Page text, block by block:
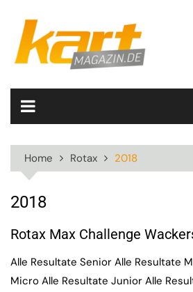
content
Home Rotax 2018
2018
Rotax Max Challenge
Alle Resultate Senior Alle Resultate
Micro Alle Resultate Junior Alle